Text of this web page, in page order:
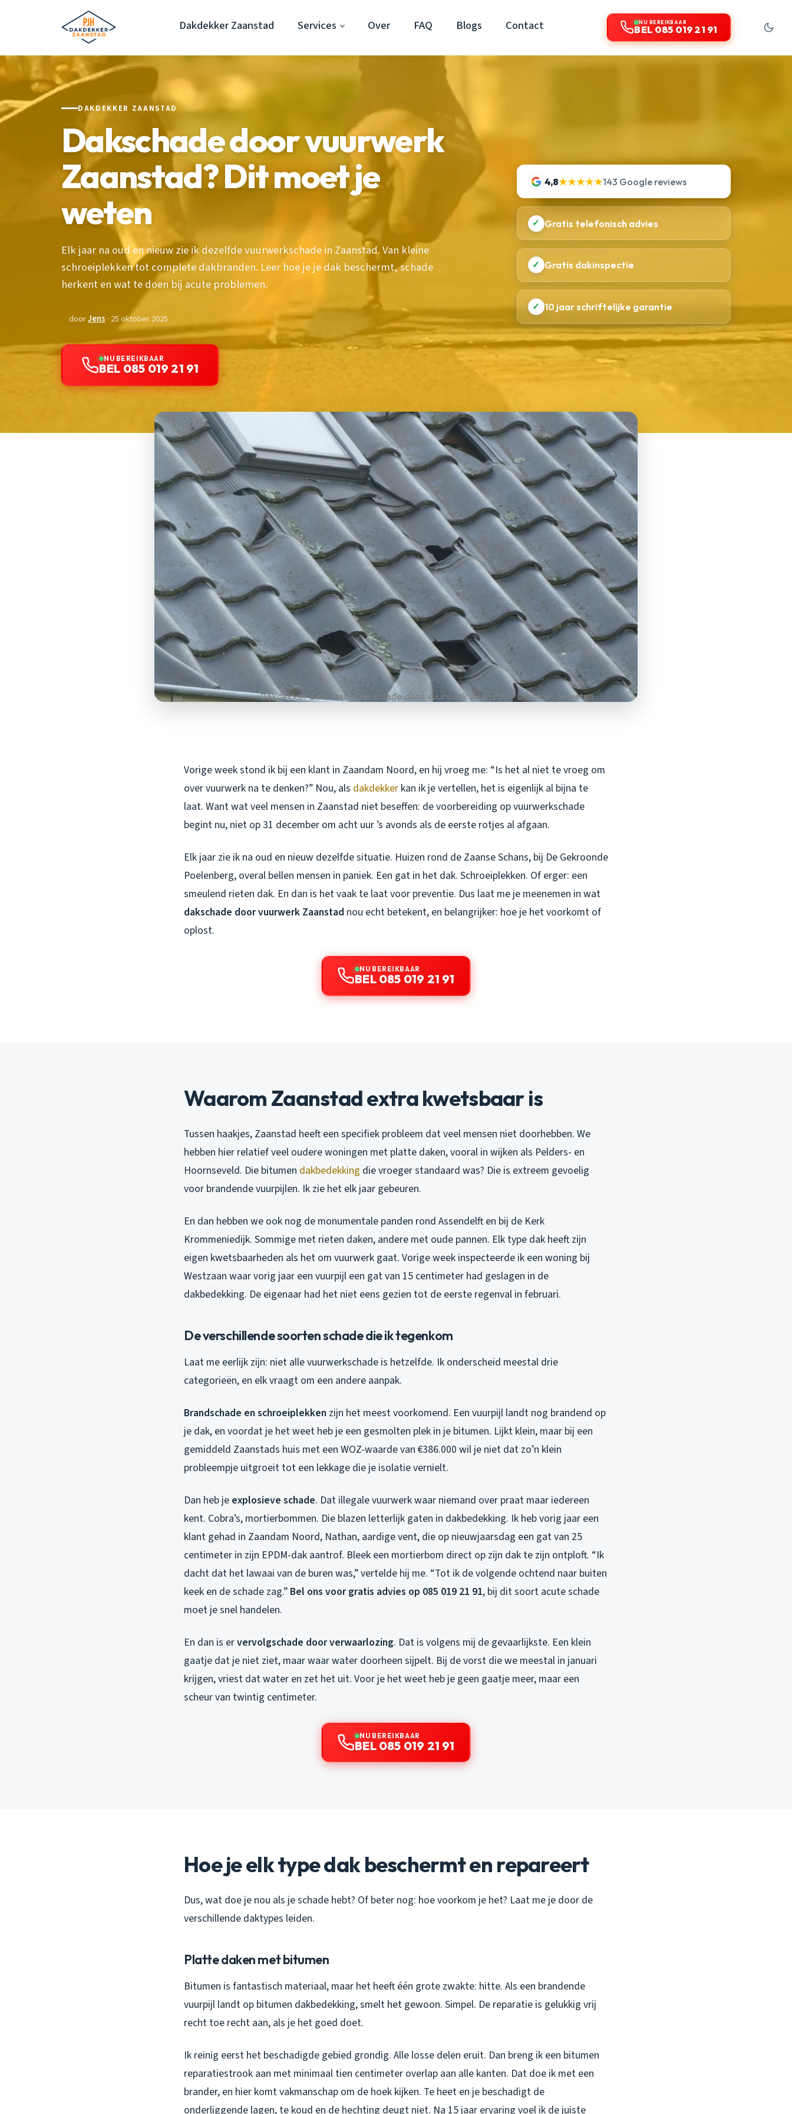
Dakdekker Zaanstad Services Over FAQ Blogs Contact NU BEREIKBAAR
BEL 085 019 21 91
DAKDEKKER ZAANSTAD
Dakschade door vuurwerk
Zaanstad? Dit moet je
weten
Elk jaar na oud en nieuw zie ik dezelfde vuurwerkschade in Zaanstad. Van kleine
schroeiplekken tot complete dakbranden. Leer hoe je je dak beschermt, schade
herkent en wat te doen bij acute problemen.
doorJens · 25 oktober 2025
NU BEREIKBAAR
BEL 085 019 21 91
4,8★★★★★143 Google reviews
✓ Gratis telefonisch advies
✓ Gratis dakinspectie
✓ 10 jaar schriftelijke garantie
Vorige week stond ik bij een klant in Zaandam Noord, en hij vroeg me: “Is het al niet te vroeg om
over vuurwerk na te denken?” Nou, als dakdekker kan ik je vertellen, het is eigenlijk al bijna te
laat. Want wat veel mensen in Zaanstad niet beseffen: de voorbereiding op vuurwerkschade
begint nu, niet op 31 december om acht uur ’s avonds als de eerste rotjes al afgaan.
Elk jaar zie ik na oud en nieuw dezelfde situatie. Huizen rond de Zaanse Schans, bij De Gekroonde
Poelenberg, overal bellen mensen in paniek. Een gat in het dak. Schroeiplekken. Of erger: een
smeulend rieten dak. En dan is het vaak te laat voor preventie. Dus laat me je meenemen in wat
dakschade door vuurwerk Zaanstad nou echt betekent, en belangrijker: hoe je het voorkomt of
oplost.
NU BEREIKBAAR
BEL 085 019 21 91
Waarom Zaanstad extra kwetsbaar is
Tussen haakjes, Zaanstad heeft een specifiek probleem dat veel mensen niet doorhebben. We
hebben hier relatief veel oudere woningen met platte daken, vooral in wijken als Pelders- en
Hoornseveld. Die bitumen dakbedekking die vroeger standaard was? Die is extreem gevoelig
voor brandende vuurpijlen. Ik zie het elk jaar gebeuren.
En dan hebben we ook nog de monumentale panden rond Assendelft en bij de Kerk
Krommeniedijk. Sommige met rieten daken, andere met oude pannen. Elk type dak heeft zijn
eigen kwetsbaarheden als het om vuurwerk gaat. Vorige week inspecteerde ik een woning bij
Westzaan waar vorig jaar een vuurpijl een gat van 15 centimeter had geslagen in de
dakbedekking. De eigenaar had het niet eens gezien tot de eerste regenval in februari.
De verschillende soorten schade die ik tegenkom
Laat me eerlijk zijn: niet alle vuurwerkschade is hetzelfde. Ik onderscheid meestal drie
categorieën, en elk vraagt om een andere aanpak.
Brandschade en schroeiplekken zijn het meest voorkomend. Een vuurpijl landt nog brandend op
je dak, en voordat je het weet heb je een gesmolten plek in je bitumen. Lijkt klein, maar bij een
gemiddeld Zaanstads huis met een WOZ-waarde van €386.000 wil je niet dat zo’n klein
probleempje uitgroeit tot een lekkage die je isolatie vernielt.
Dan heb je explosieve schade. Dat illegale vuurwerk waar niemand over praat maar iedereen
kent. Cobra’s, mortierbommen. Die blazen letterlijk gaten in dakbedekking. Ik heb vorig jaar een
klant gehad in Zaandam Noord, Nathan, aardige vent, die op nieuwjaarsdag een gat van 25
centimeter in zijn EPDM-dak aantrof. Bleek een mortierbom direct op zijn dak te zijn ontploft. “Ik
dacht dat het lawaai van de buren was,” vertelde hij me. “Tot ik de volgende ochtend naar buiten
keek en de schade zag.” Bel ons voor gratis advies op 085 019 21 91, bij dit soort acute schade
moet je snel handelen.
En dan is ervervolgschade door verwaarlozing. Dat is volgens mij de gevaarlijkste. Een klein
gaatje dat je niet ziet, maar waar water doorheen sijpelt. Bij de vorst die we meestal in januari
krijgen, vriest dat water en zet het uit. Voor je het weet heb je geen gaatje meer, maar een
scheur van twintig centimeter.
NU BEREIKBAAR
BEL 085 019 21 91
Hoe je elk type dak beschermt en repareert
Dus, wat doe je nou als je schade hebt? Of beter nog: hoe voorkom je het? Laat me je door de
verschillende daktypes leiden.
Platte daken met bitumen
Bitumen is fantastisch materiaal, maar het heeft één grote zwakte: hitte. Als een brandende
vuurpijl landt op bitumen dakbedekking, smelt het gewoon. Simpel. De reparatie is gelukkig vrij
recht toe recht aan, als je het goed doet.
Ik reinig eerst het beschadigde gebied grondig. Alle losse delen eruit. Dan breng ik een bitumen
reparatiestrook aan met minimaal tien centimeter overlap aan alle kanten. Dat doe ik met een
brander, en hier komt vakmanschap om de hoek kijken. Te heet en je beschadigt de
onderliggende lagen, te koud en de hechting deugt niet. Na 15 jaar ervaring voel ik de juiste